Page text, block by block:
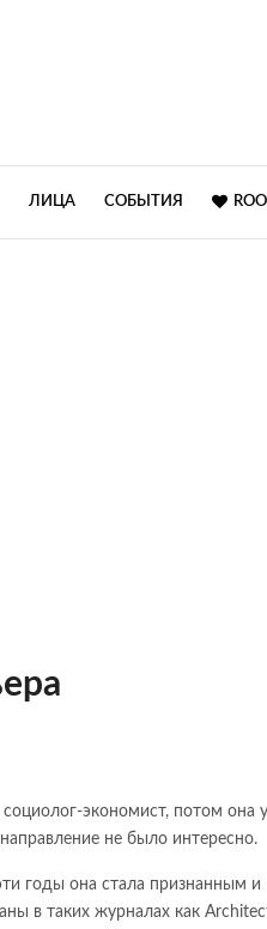
ЛИЦА СОБЫТИЯ
экономист, потом она
не было интересно.
годы она стала признанным и
в таких журналах как